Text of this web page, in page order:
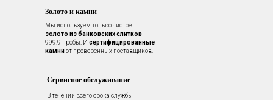
Мы используем только чистое
золото из банковских слитков
999.9 пробы. И сертифицированные
камниот проверенных поставщиков.
Золото и камни
Сервисное обслуживание
В течении всего срока службы